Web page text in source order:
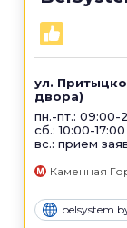
ул.
двора)
пн.-пт.: 09:00-
сб.: 10:00-17:00
вс.: прием
Каменная